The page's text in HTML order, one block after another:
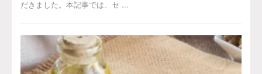
だきました。本記事では、セ ...